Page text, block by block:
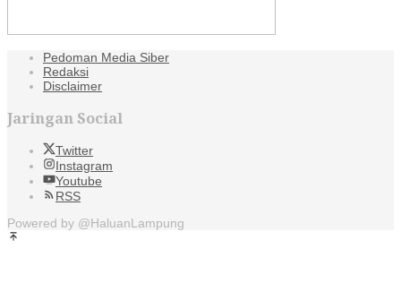
Pedoman Media Siber
Redaksi
Disclaimer
Jaringan Social
Twitter
Instagram
Youtube
RSS
Powered by @HaluanLampung